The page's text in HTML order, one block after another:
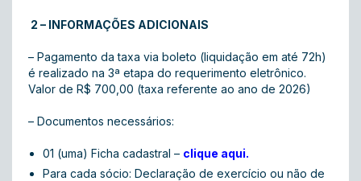
2 – INFORMAÇÕES ADICIONAIS
– Pagamento da taxa via boleto (liquidação em até 72h)
é realizado na 3ª etapa do requerimento eletrônico.
Valor de R$ 700,00 (taxa referente ao ano de 2026)
– Documentos necessários:
01 (uma) Ficha cadastral – clique aqui.
Para cada sócio: Declaração de exercício ou não de